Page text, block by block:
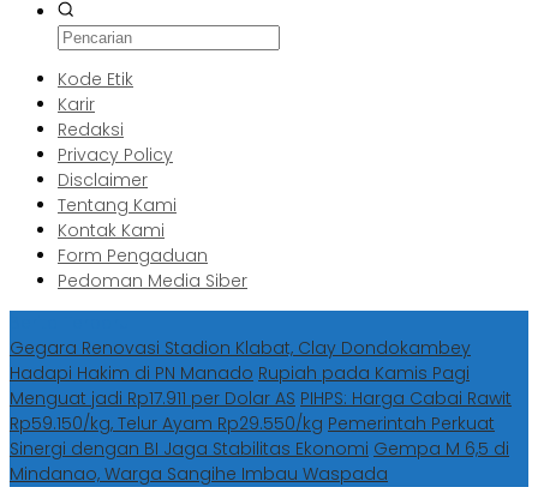
Kode Etik
Karir
Redaksi
Privacy Policy
Disclaimer
Tentang Kami
Kontak Kami
Form Pengaduan
Pedoman Media Siber
Gegara Renovasi Stadion Klabat, Clay Dondokambey
Hadapi Hakim di PN Manado Rupiah pada Kamis Pagi
Menguat jadi Rp17.911 per Dolar AS PIHPS: Harga Cabai Rawit
Rp59.150/kg, Telur Ayam Rp29.550/kg Pemerintah Perkuat
Sinergi dengan BI Jaga Stabilitas Ekonomi Gempa M 6,5 di
Mindanao, Warga Sangihe Imbau Waspada